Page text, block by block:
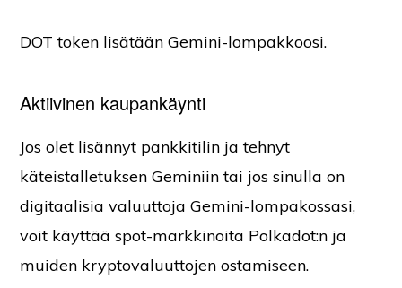
DOT token lisätään Gemini-lompakkoosi.
Aktiivinen kaupankäynti
Jos olet lisännyt pankkitilin ja tehnyt
käteistalletuksen Geminiin tai jos sinulla on
digitaalisia valuuttoja Gemini-lompakossasi,
voit käyttää spot-markkinoita Polkadot:n ja
muiden kryptovaluuttojen ostamiseen.